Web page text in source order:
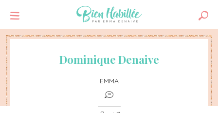
Dominique Denaive
EMMA